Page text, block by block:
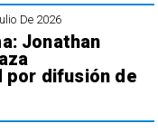
De 2026
Jonathan
por difusión de